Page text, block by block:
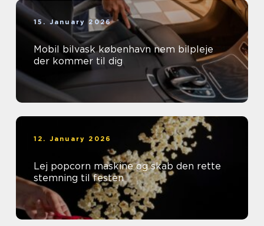
15. January 2026
Mobil bilvask københavn nem bilpleje
der kommer til dig
12. January 2026
Lej popcorn maskine og skab den rette
stemning til festen